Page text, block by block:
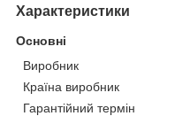
Характеристики
Основні
Виробник
Країна виробник
Гарантійний термін